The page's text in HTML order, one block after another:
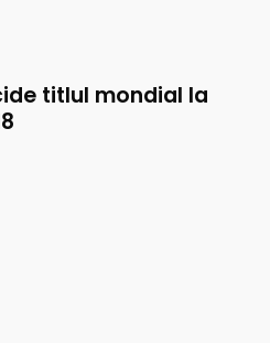
titlul mondial la